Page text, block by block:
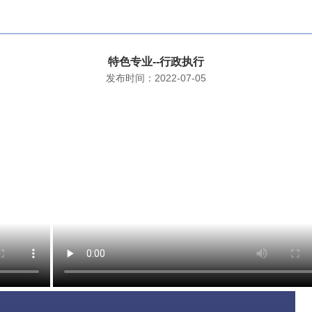
特色专业--行政执行
发布时间：2022-07-05